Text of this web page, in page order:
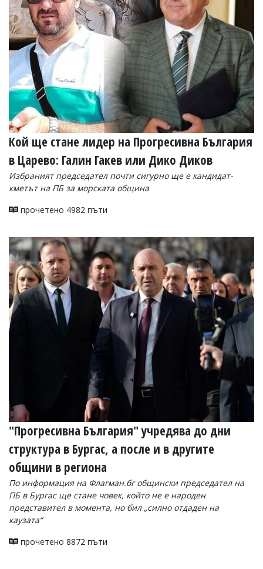
УКРАЙНА
СПОРТ
РАЗСЛЕДВАНЕ
БИЗНЕС
ЮГ
Управители:
Веселин
Василев,
email:
v.vasilev@flagman.bg
Катя
Касабова,
еmail:k.kassabova@flagman.bg
редактор:
email:
office@flagman.bg
Коментарите
под
статиите
се
въвеждат
от
редакцията
за
тях!
Ако
откриете
обиден
за
вас
коментар,
моля
сигнализирайте
ни!
Кой ще стане лидер на Прогресивна България
в Царево: Галин Гакев или Дико Диков
Избраният председател почти сигурно ще е кандидат-
кметът на ПБ за морската община
прочетено 4982 пъти
"Прогресивна България" учредява до дни
структура в Бургас, а после и в другите
общини в региона
По информация на Флагман.бг общински председател на
ПБ в Бургас ще стане човек, който не е народен
представител в момента, но бил „силно отдаден на
каузата“
прочетено 8872 пъти